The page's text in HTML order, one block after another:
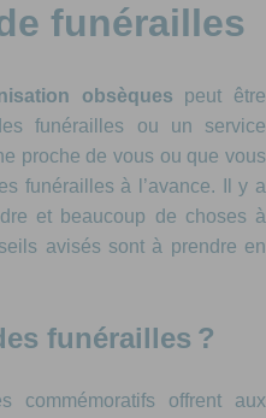
funérailles
obsèques peut être
funérailles ou un service
proche de vous ou que vous
funérailles à l’avance. Il y a
et beaucoup de choses à
avisés sont à prendre en
funérailles ?
commémoratifs offrent aux